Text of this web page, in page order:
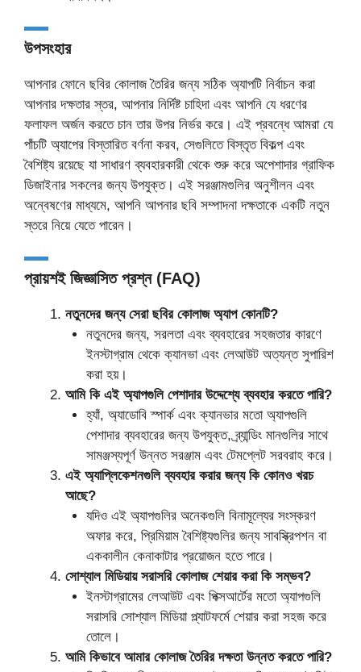
উপসংহার
আপনার ফোনে ছবির কোলাজ তৈরির জন্য সঠিক অ্যাপটি নির্বাচন করা
আপনার দক্ষতার স্তর, আপনার নির্দিষ্ট চাহিদা এবং আপনি যে ধরণের
ফলাফল অর্জন করতে চান তার উপর নির্ভর করে। এই প্রবন্ধে আমরা যে
পাঁচটি অ্যাপের বিস্তারিত বর্ণনা করব, সেগুলিতে বিস্তৃত বিকল্প এবং
বৈশিষ্ট্য রয়েছে যা সাধারণ ব্যবহারকারী থেকে শুরু করে অপেশাদার গ্রাফিক
ডিজাইনার সকলের জন্য উপযুক্ত। এই সরঞ্জামগুলির অনুশীলন এবং
অন্বেষণের মাধ্যমে, আপনি আপনার ছবি সম্পাদনা দক্ষতাকে একটি নতুন
স্তরে নিয়ে যেতে পারেন।
প্রায়শই জিজ্ঞাসিত প্রশ্ন (FAQ)
নতুনদের জন্য সেরা ছবির কোলাজ অ্যাপ কোনটি?
নতুনদের জন্য, সরলতা এবং ব্যবহারের সহজতার কারণে
ইনস্টাগ্রাম থেকে ক্যানভা এবং লেআউট অত্যন্ত সুপারিশ
করা হয়।
আমি কি এই অ্যাপগুলি পেশাদার উদ্দেশ্যে ব্যবহার করতে পারি?
হ্যাঁ, অ্যাডোবি স্পার্ক এবং ক্যানভার মতো অ্যাপগুলি
পেশাদার ব্যবহারের জন্য উপযুক্ত, ব্র্যান্ডিং মানগুলির সাথে
সামঞ্জস্যপূর্ণ উন্নত সরঞ্জাম এবং টেমপ্লেট সরবরাহ করে।
এই অ্যাপ্লিকেশনগুলি ব্যবহার করার জন্য কি কোনও খরচ
আছে?
যদিও এই অ্যাপগুলির অনেকগুলি বিনামূল্যের সংস্করণ
অফার করে, প্রিমিয়াম বৈশিষ্ট্যগুলির জন্য সাবস্ক্রিপশন বা
এককালীন কেনাকাটার প্রয়োজন হতে পারে।
সোশ্যাল মিডিয়ায় সরাসরি কোলাজ শেয়ার করা কি সম্ভব?
ইনস্টাগ্রামের লেআউট এবং পিক্সআর্টের মতো অ্যাপগুলি
সরাসরি সোশ্যাল মিডিয়া প্ল্যাটফর্মে শেয়ার করা সহজ করে
তোলে।
আমি কিভাবে আমার কোলাজ তৈরির দক্ষতা উন্নত করতে পারি?